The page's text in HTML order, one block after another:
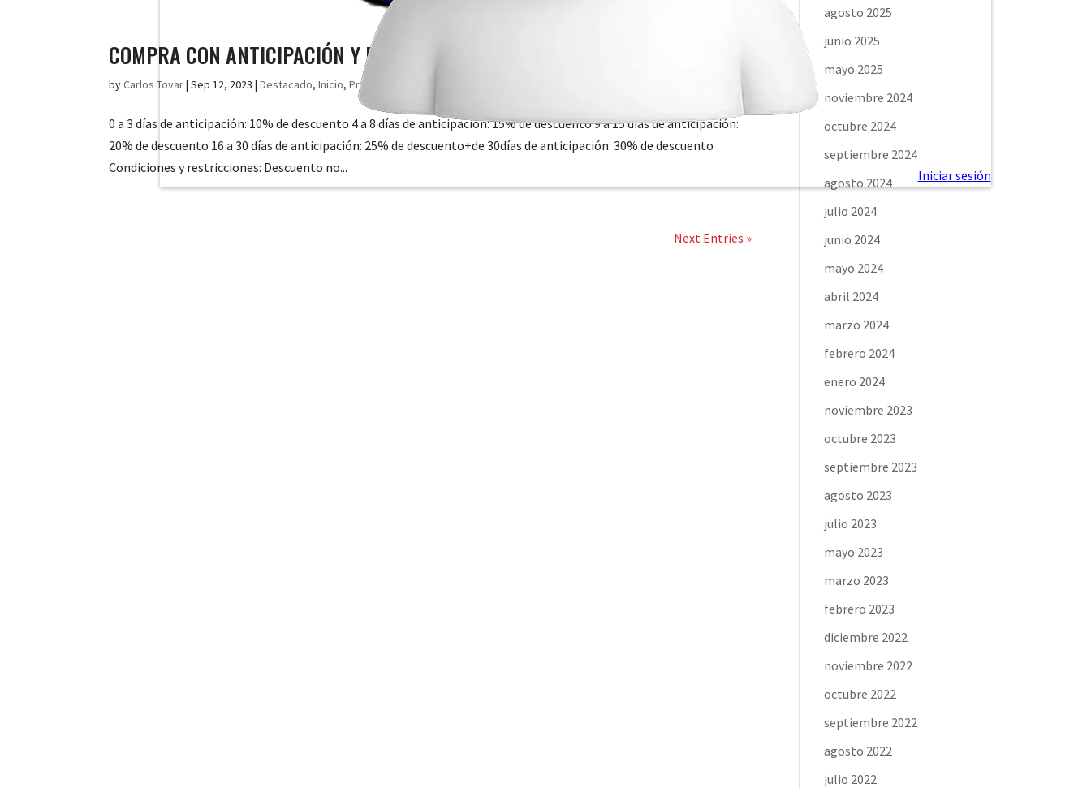
COMPRA CON ANTICIPACIÓN Y RECIBE HASTA EL 30% DE DESCUENTO
byCarlos Tovar|Sep 12, 2023 |Destacado,Inicio,Promociones
0 a 3 días de anticipación: 10% de descuento 4 a 8 días de anticipación: 15% de descuento 9 a 15 días de anticipación:
20% de descuento 16 a 30 días de anticipación: 25% de descuento+de 30días de anticipación: 30% de descuento
Condiciones y restricciones: Descuento no...
Next Entries »
agosto 2025
junio 2025
mayo 2025
noviembre 2024
octubre 2024
septiembre 2024
agosto 2024
julio 2024
junio 2024
mayo 2024
abril 2024
marzo 2024
febrero 2024
enero 2024
noviembre 2023
octubre 2023
septiembre 2023
agosto 2023
julio 2023
mayo 2023
marzo 2023
febrero 2023
diciembre 2022
noviembre 2022
octubre 2022
septiembre 2022
agosto 2022
julio 2022